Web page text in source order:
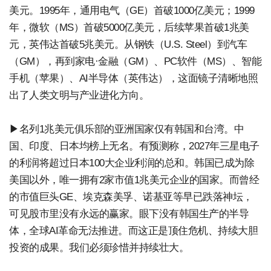
美元。1995年，通用电气（GE）首破1000亿美元；1999
年，微软（MS）首破5000亿美元，后续苹果首破1兆美
元，英伟达首破5兆美元。从钢铁（U.S. Steel）到汽车
（GM），再到家电·金融（GM）、PC软件（MS）、智能
手机（苹果）、AI半导体（英伟达），这面镜子清晰地照
出了人类文明与产业进化方向。
▶名列1兆美元俱乐部的亚洲国家仅有韩国和台湾。中
国、印度、日本均榜上无名。有预测称，2027年三星电子
的利润将超过日本100大企业利润的总和。韩国已成为除
美国以外，唯一拥有2家市值1兆美元企业的国家。而曾经
的市值巨头GE、埃克森美孚、诺基亚等早已跌落神坛，
可见股市里没有永远的赢家。眼下没有韩国生产的半导
体，全球AI革命无法推进。而这正是顶住危机、持续大胆
投资的成果。我们必须珍惜并持续壮大。